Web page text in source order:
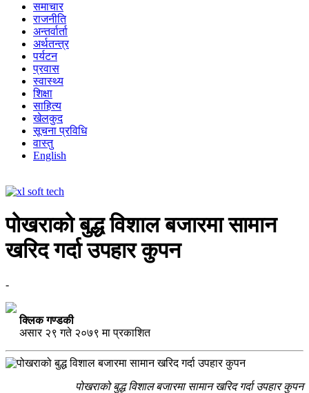
समाचार
राजनीति
अन्तर्वार्ता
अर्थतन्त्र
पर्यटन
प्रवास
स्वास्थ्य
शिक्षा
साहित्य
खेलकुद
सूचना प्रविधि
वास्तु
English
पोखराको बुद्ध विशाल बजारमा सामान
खरिद गर्दा उपहार कुपन
-
क्लिक गण्डकी
असार २९ गते २०७९ मा प्रकाशित
पोखराको बुद्ध विशाल बजारमा सामान खरिद गर्दा उपहार कुपन